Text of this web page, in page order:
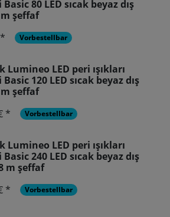
80 LED sıcak beyaz dış
şeffaf
Vorbestellbar
Lumineo LED peri ışıkları
120 LED sıcak beyaz dış
şeffaf
*
Vorbestellbar
Lumineo LED peri ışıkları
240 LED sıcak beyaz dış
m şeffaf
*
Vorbestellbar